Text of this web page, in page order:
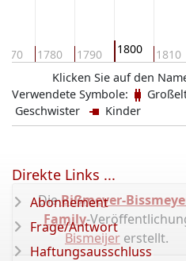
1780 1790 1800 1810
Klicken Sie auf den
Verwendete Symbole:
Geschwister
Kinder
DieBißmeyer-
Family-
Bismeijererstellt.
Direkte Links ...
Abonnement
Frage/Antwort
Haftungsausschluss